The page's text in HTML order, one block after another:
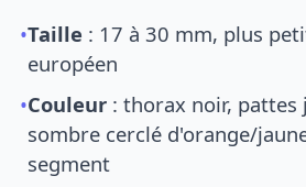
•Taille : 17 à 30 mm, plus
européen
•Couleur : thorax noir, pattes
sombre cerclé d'orange/
segment